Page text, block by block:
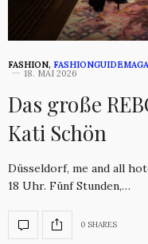
FASHION,
18. MAI 2026
Das große
Kati Schön
Düsseldorf, me and all
18 Uhr. Fünf Stunden,…
0 SHARES